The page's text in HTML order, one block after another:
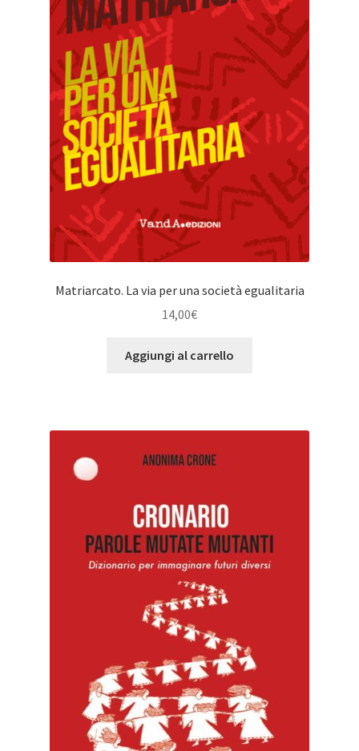
Matriarcato. La via per una società egualitaria
14,00€
Aggiungi al carrello